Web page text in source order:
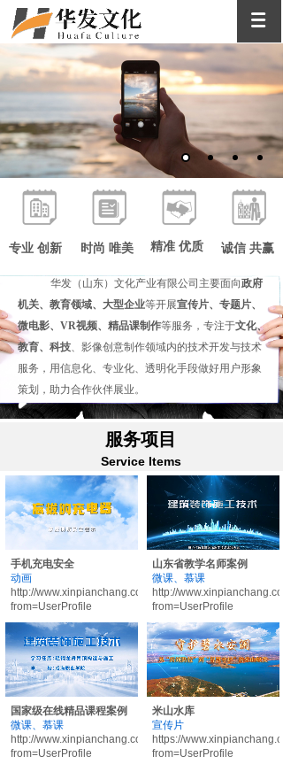
优质 高效
优质的客户服务 高效的办事效率
精准 优质 诚信 共赢
时尚 唯美
专业 创新
华发（山东）文化产业有限公司主要面向政府
机关、教育领域、大型企业等开展宣传片、专题片、
微电影、 VR视频、精品课制作等服务，专注于文化、
教育、科技、影像创意制作领域内的技术开发与技术
服务，用信息化、专业化、透明化手段做好用户形象
策划，助力合作伙伴展业。
INTRODUCTION
服务项目
Service Items
手机充电安全
动画
http://www.xinpianchang.com/a13585362?
from=UserProfile
山东省教学名师案例
微课、慕课
http://
from=UserProfile
国家级在线精品课程案例
微课、慕课
http://www.xinpianchang.com/a13585347?
from=UserProfile
米山水库
宣传片
https://
from=UserProfile